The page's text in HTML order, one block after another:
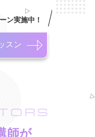
ン実施中！
スン
師が